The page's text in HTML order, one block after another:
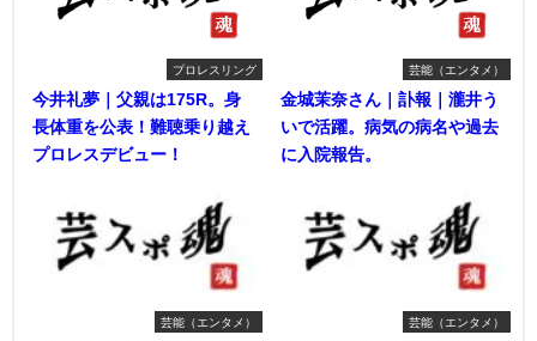
プロレスリング
今井礼夢｜父親は175R。身
長体重を公表！難聴乗り越え
プロレスデビュー！
芸能（エンタメ）
金城茉奈さん｜訃報｜瀧井う
いで活躍。病気の病名や過去
に入院報告。
芸能（エンタメ） 芸能（エンタメ）